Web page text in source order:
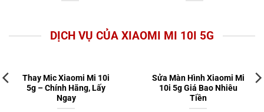
DỊCH VỤ CỦA XIAOMI MI 10I 5G
Thay Mic Xiaomi Mi 10i
5g – Chính Hãng, Lấy
Ngay
Sửa Màn Hình Xiaomi Mi
10i 5g Giá Bao Nhiêu
Tiền